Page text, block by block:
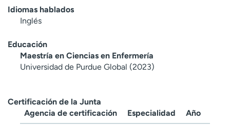
Idiomas hablados
Inglés
Educación
Maestría en Ciencias en Enfermería
Universidad de Purdue Global (2023)
Certificación de la Junta
Agencia de certificación
Especialidad Año